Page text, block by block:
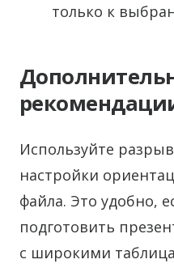
только к
Используйте
настройки
файла. Это удобно,
подготовить
с широкими